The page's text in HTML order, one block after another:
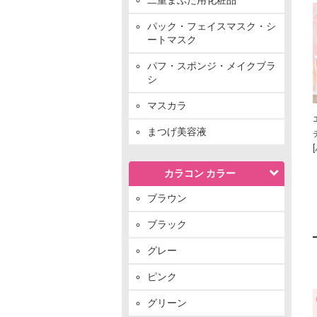
パック・フェイスマスク・シ
ートマスク
パフ・スポンジ・メイクブラ
シ
マスカラ
まつげ美容液
カラコン カラー
ブラウン
ブラック
グレー
ピンク
グリーン